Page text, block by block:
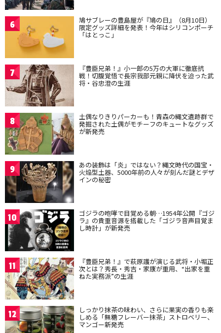
6 鳩サブレーの豊島屋が『鳩の日』（8月10日）
限定グッズ詳細を発表！今年はシリコンポーチ
「はとっこ」
7 『豊臣兄弟！』小一郎の5万の大軍に徹底抗
戦！切腹覚悟で長宗我部元親に降伏を迫った武
将・谷忠澄の生涯
8 土偶なりきりパーカーも！青森の縄文遺跡群で
発掘された土偶がモチーフのキュートなグッズ
が新発売
9 あの装飾は「炎」ではない？縄文時代の国宝・
火焔型土器、5000年前の人々が刻んだ謎とデザ
インの秘密
10 ゴジラの咆哮で目覚める朝…1954年公開『ゴジ
ラ』の貴重音源を搭載した「ゴジラ音声目覚ま
し時計」が新発売
11 『豊臣兄弟！』で萩原護が演じる武将・小堀正
次とは？秀長・秀吉・家康が重用、“出家を重
ねた実務派”の生涯
12 しっかり抹茶の味わい、さらに果実の香りも楽
しめる「無糖フレーバー抹茶」ストロベリー、
マンゴー新発売